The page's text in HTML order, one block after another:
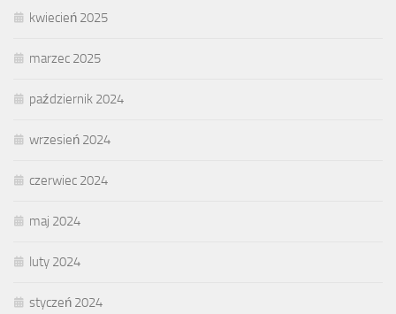
kwiecień 2025
marzec 2025
październik 2024
wrzesień 2024
czerwiec 2024
maj 2024
luty 2024
styczeń 2024